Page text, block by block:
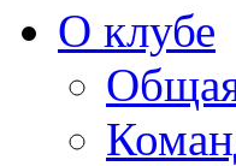
О клубе